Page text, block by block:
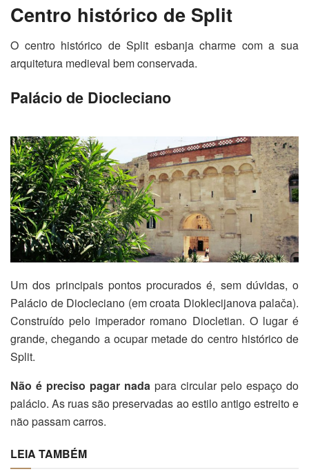
Centro histórico de Split
O centro histórico de Split esbanja charme com a sua
arquitetura medieval bem conservada.
Palácio de Diocleciano
Um dos principais pontos procurados é, sem dúvidas, o
Palácio de Diocleciano (em croata Dioklecijanova palača).
Construído pelo imperador romano Diocletian. O lugar é
grande, chegando a ocupar metade do centro histórico de
Split.
Não é preciso pagar nada para circular pelo espaço do
palácio. As ruas são preservadas ao estilo antigo estreito e
não passam carros.
LEIA TAMBÉM